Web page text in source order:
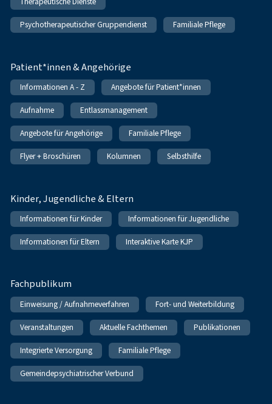
Psychotherapeutischer Gruppendienst Familiale Pflege
Patient*innen & Angehörige
Informationen A - Z Angebote für Patient*innen
Aufnahme Entlassmanagement
Angebote für Angehörige Familiale Pflege
Flyer + Broschüren Kolumnen Selbsthilfe
Kinder, Jugendliche & Eltern
Informationen für Kinder Informationen für Jugendliche
Informationen für Eltern Interaktive Karte KJP
Fachpublikum
Einweisung / Aufnahmeverfahren Fort- und Weiterbildung
Veranstaltungen Aktuelle Fachthemen Publikationen
Integrierte Versorgung Familiale Pflege
Gemeindepsychiatrischer Verbund